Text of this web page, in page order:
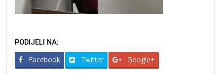
PODIJELI NA:
Facebook Twitter Google+